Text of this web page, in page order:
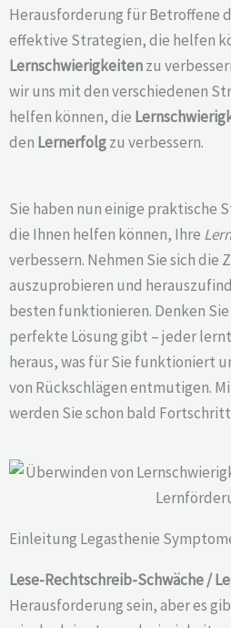
Herausforderung für Betroffene
effektive Strategien, die helfen
Lernschwierigkeitenzu
wir uns mit den verschiedenen
helfen können, die
den Lernerfolgzu verbessern.
Sie haben nun einige praktische
die Ihnen helfen können, Ihre
verbessern. Nehmen Sie sich die
auszuprobieren und
besten funktionieren. Denken Sie
perfekte Lösung gibt – jeder
heraus, was für Sie funktioniert
von Rückschlägen entmutigen.
werden Sie schon bald
Einleitung Legasthenie
Lese-Rechtschreib-Schwäche /
Herausforderung sein, aber es